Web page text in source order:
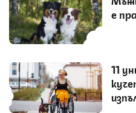
е
11